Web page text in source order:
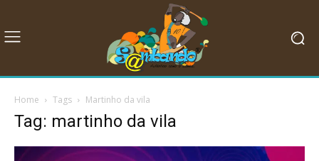
Home Tags Martinho da vila
Tag: martinho da vila